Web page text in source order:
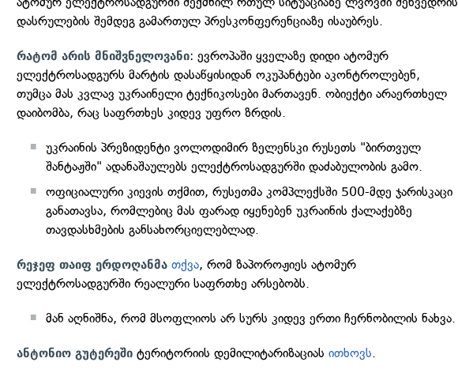
დასრულების შემდეგ გამართულ პრესკონფერენციაზე ისაუბრეს.
რატომ არის მნიშვნელოვანი: ევროპაში ყველაზე დიდი ატომურ
ელექტროსადგურს მარტის დასაწყისიდან ოკუპანტები აკონტროლებენ,
თუმცა მას კვლავ უკრაინელი ტექნიკოსები მართავენ. ობიექტი არაერთხელ
დაიბომბა, რაც საფრთხეს კიდევ უფრო ზრდის.
უკრაინის პრეზიდენტი ვოლოდიმირ ზელენსკი რუსეთს "ბირთვულ
შანტაჟში" ადანაშაულებს ელექტროსადგურში დაძაბულობის გამო.
ოფიციალური კიევის თქმით, რუსეთმა კომპლექსში 500-მდე ჯარისკაცი
განათავსა, რომლებიც მას ფარად იყენებენ უკრაინის ქალაქებზე
თავდასხმების განსახორციელებლად.
რეჯეფ თაიფ ერდოღანმა თქვა, რომ ზაპოროჟიეს ატომურ
ელექტროსადგურში რეალური საფრთხე არსებობს.
მან აღნიშნა, რომ მსოფლიოს არ სურს კიდევ ერთი ჩერნობილის ნახვა.
ანტონიო გუტერეში ტერიტორიის დემილიტარიზაციასითხოვს.